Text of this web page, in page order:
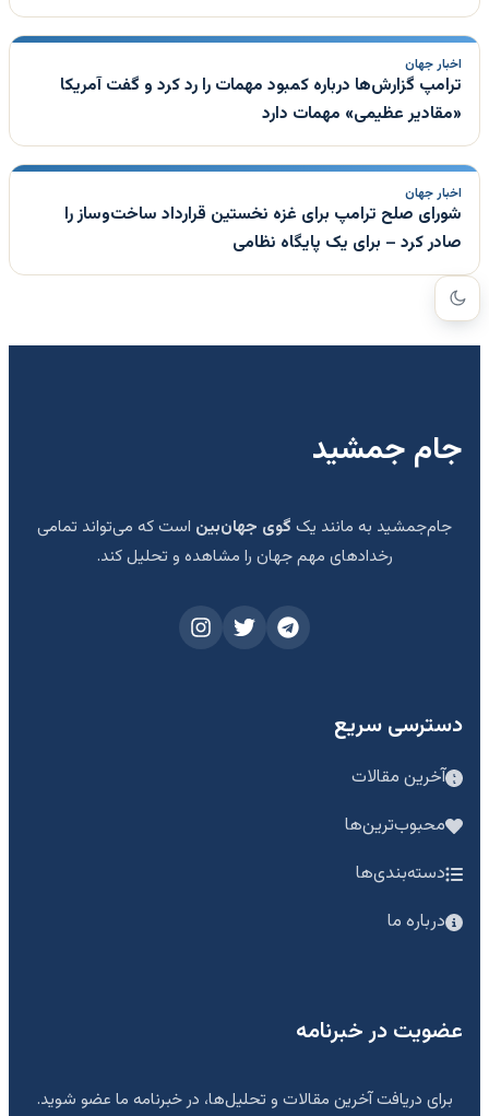
اخبار جهان
ترامپ گزارش‌ها درباره کمبود مهمات را رد کرد و گفت آمریکا
«مقادیر عظیمی» مهمات دارد
اخبار جهان
شورای صلح ترامپ برای غزه نخستین قرارداد ساخت‌وساز را
صادر کرد – برای یک پایگاه نظامی
جام جمشید
جام‌جمشید به مانند یک گوی جهان‌بین است که می‌تواند تمامی
رخدادهای مهم جهان را مشاهده و تحلیل کند.
دسترسی سریع
آخرین مقالات
محبوب‌ترین‌ها
دسته‌بندی‌ها
درباره ما
عضویت در خبرنامه
برای دریافت آخرین مقالات و تحلیل‌ها، در خبرنامه ما عضو شوید.